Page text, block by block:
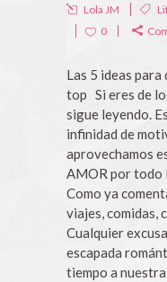
Lola JM
0
Las 5 ideas para
top Si eres de
sigue leyendo.
infinidad de
aprovechamos
AMOR por todo
Como ya
viajes, comidas,
Cualquier
escapada
tiempo a